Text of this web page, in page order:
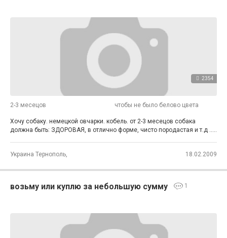
2354
2-3 месецов чтобы не было белово цвета
Хочу собаку. немецкой овчарки. кобель. от 2-3 месецов собака
должна быть: ЗДОРОВАЯ, в отлично форме, чисто породастая и т.д .....
Украина Тернополь, 18.02.2009
возьму или куплю за небольшую сумму 1